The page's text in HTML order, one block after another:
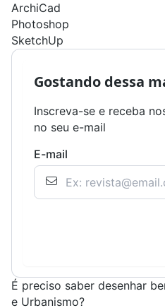
ArchiCad
Photoshop
SketchUp
Gostando dessa
Inscreva-se e receba
no seu e-mail
E-mail
É preciso saber desenhar
e Urbanismo?